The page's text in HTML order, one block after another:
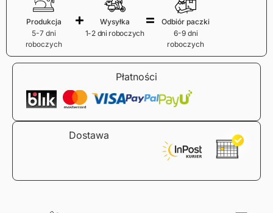
Produkcja
5-7 dni
roboczych
Wysyłka
1-2 dni roboczych
Odbiór paczki
6-9 dni
roboczych
Płatności
Dostawa